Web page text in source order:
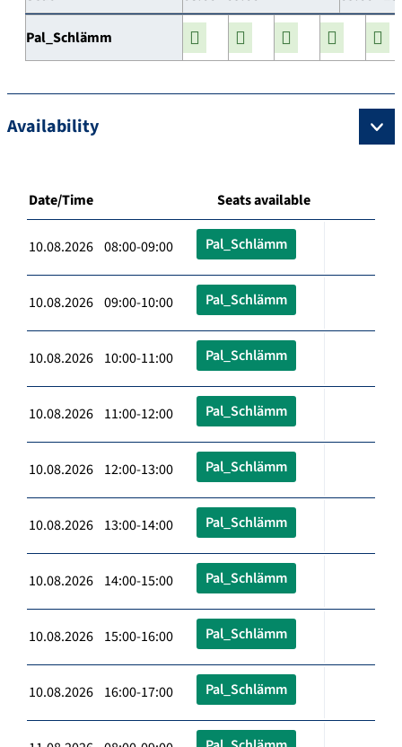
Pal_Schlämm
Availability
Date/Time Seats available
10.08.2026 08:00-09:00 Pal_Schlämm
10.08.2026 09:00-10:00 Pal_Schlämm
10.08.2026 10:00-11:00 Pal_Schlämm
10.08.2026 11:00-12:00 Pal_Schlämm
10.08.2026 12:00-13:00 Pal_Schlämm
10.08.2026 13:00-14:00 Pal_Schlämm
10.08.2026 14:00-15:00 Pal_Schlämm
10.08.2026 15:00-16:00 Pal_Schlämm
10.08.2026 16:00-17:00 Pal_Schlämm